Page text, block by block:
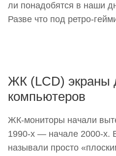
ли понадобятся в наши
Разве что под ретро-
ЖК (LCD) экраны
компьютеров
ЖК-мониторы начали
1990-х — начале 2000-х.
называли просто